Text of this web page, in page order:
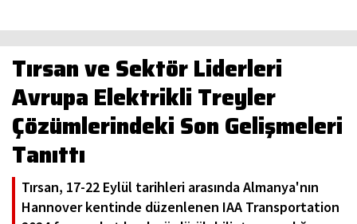
Tırsan ve Sektör Liderleri
Avrupa Elektrikli Treyler
Çözümlerindeki Son Gelişmeleri
Tanıttı
Tırsan, 17-22 Eylül tarihleri arasında Almanya'nın
Hannover kentinde düzenlenen IAA Transportation